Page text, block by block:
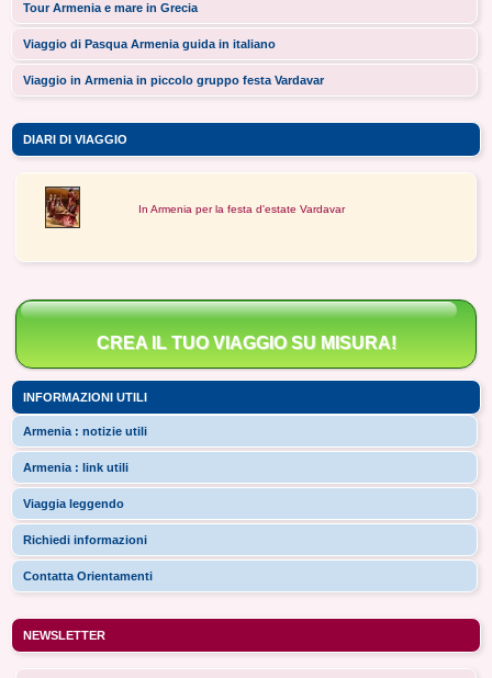
Tour Armenia e mare in Grecia
Viaggio di Pasqua Armenia guida in italiano
Viaggio in Armenia in piccolo gruppo festa Vardavar
DIARI DI VIAGGIO
In Armenia per la festa d'estate Vardavar
CREA IL TUO VIAGGIO SU MISURA!
INFORMAZIONI UTILI
Armenia : notizie utili
Armenia : link utili
Viaggia leggendo
Richiedi informazioni
Contatta Orientamenti
NEWSLETTER